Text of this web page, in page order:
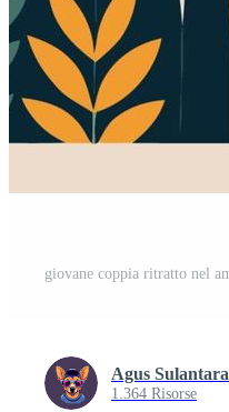
Agus Sulantara
1.364 Risorse